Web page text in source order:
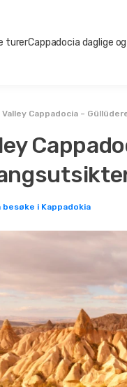
turerCappadocia daglige
Valley Cappadocia –
besøke i Kappadokia